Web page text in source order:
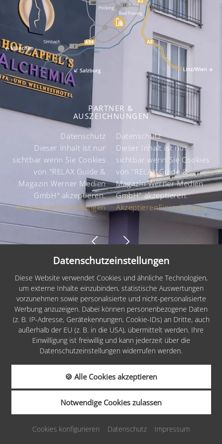
Datenschutzeinstellungen
Diese Website verwendet Cookies und ähnliche Technologien,
um externe Inhalte einzubinden, statistische Auswertungen
vorzunehmen sowie personalisierte und nicht-personalisierte
Werbung anzuzeigen. Dabei können personenbezogene Daten
(z. B. IP-Adresse, Gerätekennungen, Cookie-IDs) an Dritte, auch
außerhalb der EU (z. B. in die USA), übermittelt werden. Ihre
Einwilligung ist freiwillig und kann jederzeit über die
Datenschutzeinstellungen widerrufen werden.
🍪 Alle Cookies akzeptieren
Notwendige Cookies zulassen
Cookies konfigurieren Datenschutz Impressum
ANFRAGEN BUCHEN
GUTSCHEINE KARRIERE
PARTNER &
AUSZEICHNUNGEN
Datenschutz
Dieser Inhalt ist nur
sichtbar wenn Sie Cookies
von "RELAX Guide &
Magazin Werner Medien
GmbH" akzeptieren.
AkzeptierenEinstellungen
Datenschutz
Dieser Inhalt ist nur
sichtbar wenn Sie Cookies
von "RELAX Guide &
Magazin Werner Medien
GmbH" akzeptieren.
AkzeptierenEinstellungen
Sitemap
Impressum
Datenschutz
Cookies
Barrierefreiheit
Infos
made by